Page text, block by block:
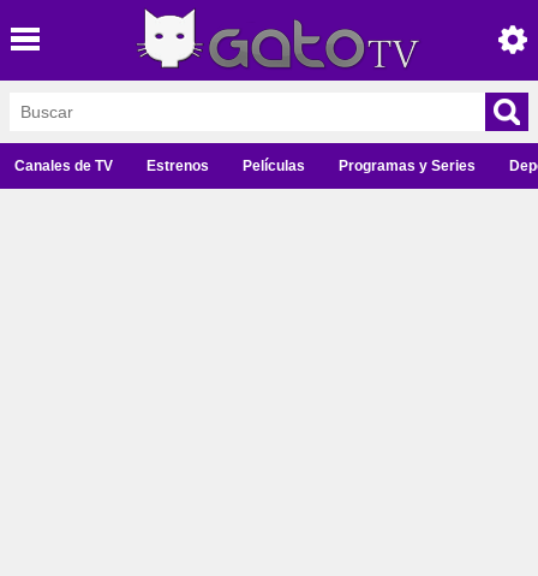
Canales de TV Estrenos Películas Programas y Series